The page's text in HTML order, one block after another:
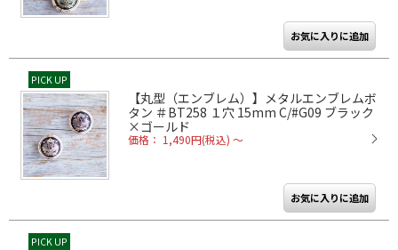
PICK UP
【丸型（エンブレム）】メタルエンブレムボ
タン ＃BT258 １穴 15mm C/#G09 ブラック
×ゴールド
価格： 1,490円(税込) ～
PICK UP